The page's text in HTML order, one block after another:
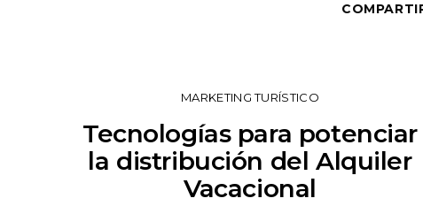
MARKETING TURÍSTICO
Tecnologías para potenciar
la distribución del Alquiler
Vacacional